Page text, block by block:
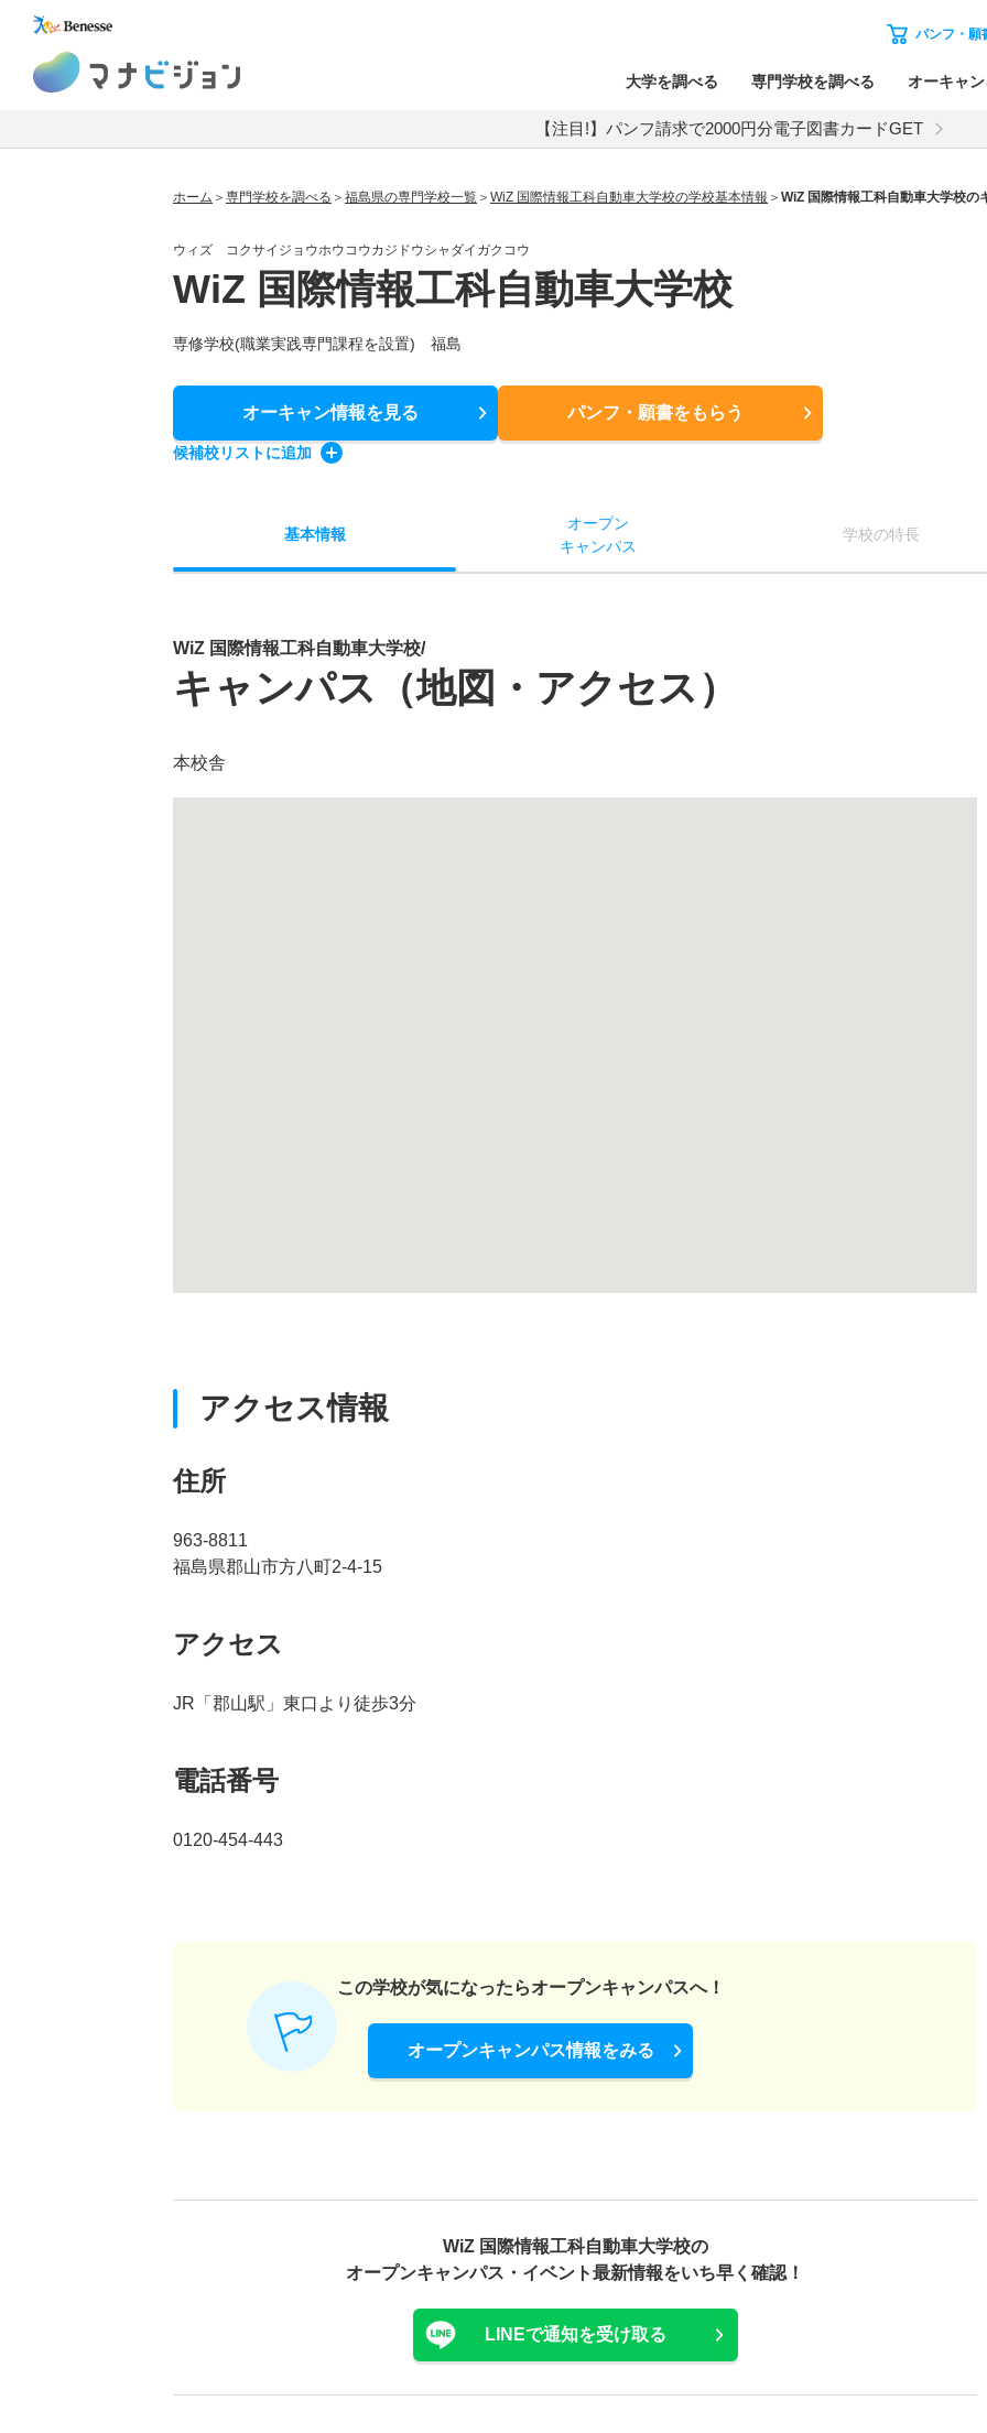
パンフ・願
大学を調べる 専門学校を調べる オーキャ
【注目!】パンフ請求で2000円分電子図書カードGET
ホーム 専門学校を調べる 福島県の専門学校一覧 WiZ 国際情報工科自動車大学校の学校基本情報 WiZ 国際情報工科自動車大学校の
ウィズ コクサイジョウホウコウカジドウシャダイガクコウ
WiZ 国際情報工科自動車大学校
専修学校(職業実践専門課程を設置) 福島
オーキャン情報を見る パンフ・願書をもらう
候補校リストに追加
基本情報
オープン
キャンパス
学校の特長
WiZ 国際情報工科自動車大学校/
キャンパス（地図・アクセス）
本校舎
アクセス情報
住所
963-8811
福島県郡山市方八町2-4-15
アクセス
JR「郡山駅」東口より徒歩3分
電話番号
0120-454-443
この学校が気になったらオープンキャンパスへ！
オープンキャンパス情報をみる
WiZ 国際情報工科自動車大学校の
オープンキャンパス・ イベント最新情報をいち早く確認！
LINEで通知を受け取る